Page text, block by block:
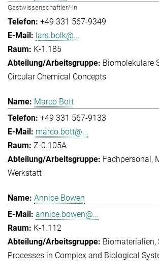
Gastwissenschaftler/-in
+49 331 567-9349
lars.bolk@...
K-1.185
Biomolekulare
Circular Chemical Concepts
Marco Bott
+49 331 567-9133
marco.bott@...
Z-0.105A
Fachpersonal
Werkstatt
Annice Bowen
annice.bowen@...
K-1.112
Biomaterialien
Processes in Complex and Biological